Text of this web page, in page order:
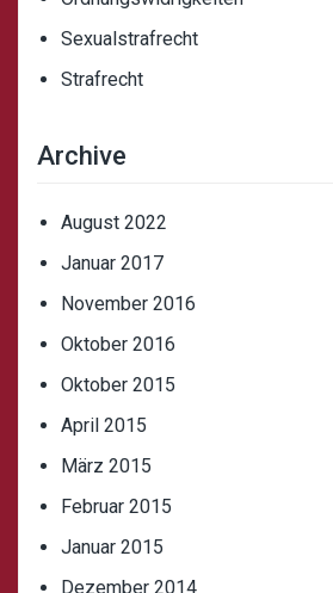
Sexualstrafrecht
Strafrecht
Archive
August 2022
Januar 2017
November 2016
Oktober 2016
Oktober 2015
April 2015
März 2015
Februar 2015
Januar 2015
Dezember 2014